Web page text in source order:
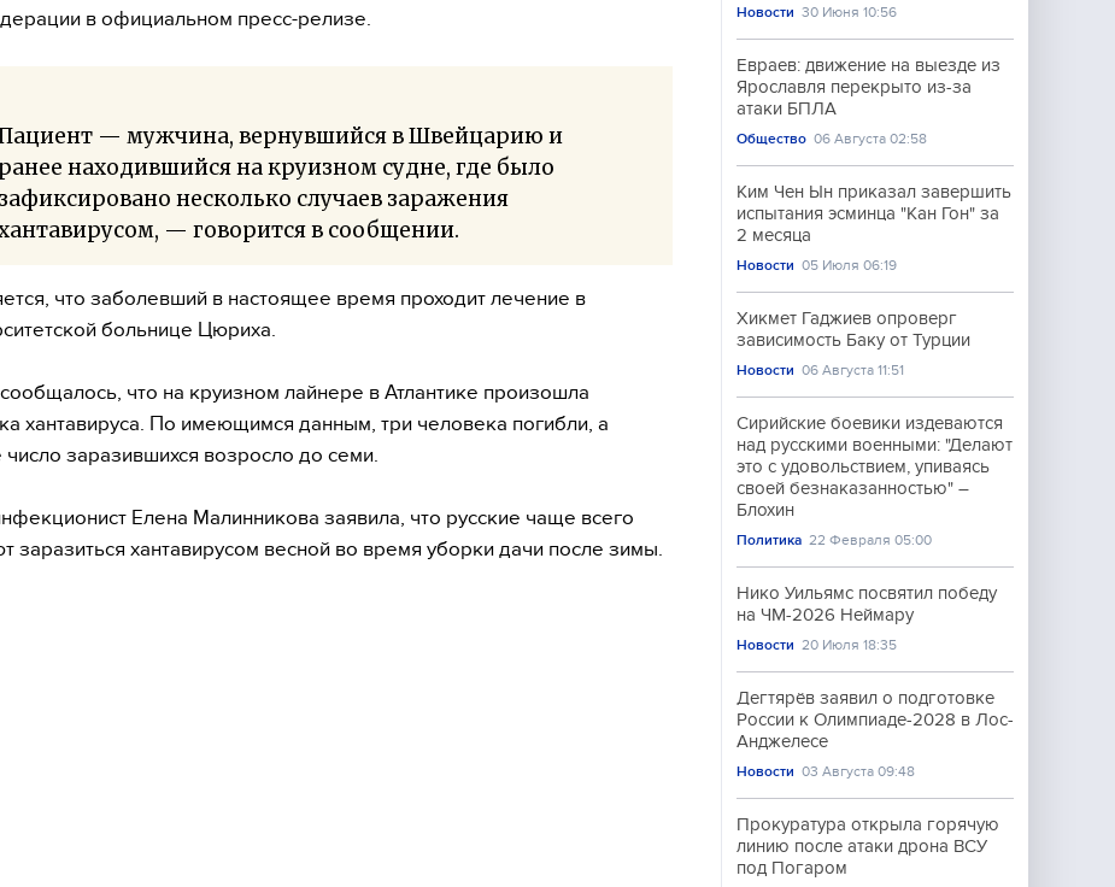
в официальном пресс-релизе.
— мужчина, вернувшийся в Швейцарию и
ранее находившийся на круизном судне, где было
зафиксировано несколько случаев заражения
— говорится в сообщении.
что заболевший в настоящее время проходит лечение в
больнице Цюриха.
что на круизном лайнере в Атлантике произошла
хантавируса. По имеющимся данным, три человека погибли, а
заразившихся возросло до семи.
Елена Малинникова заявила, что русские чаще всего
заразиться хантавирусом весной во время уборки дачи после зимы.
Новости 30 Июня 10:56
Евраев: движение на выезде из
Ярославля перекрыто из-за
атаки БПЛА
Общество 06 Августа 02:58
Ким Чен Ын приказал завершить
испытания эсминца "Кан Гон" за
2 месяца
Новости 05 Июля 06:19
Хикмет Гаджиев опроверг
зависимость Баку от Турции
Новости 06 Августа 11:51
Сирийские боевики издеваются
над русскими военными: "Делают
это с удовольствием, упиваясь
своей безнаказанностью" –
Блохин
Политика 22 Февраля 05:00
Нико Уильямс посвятил победу
на ЧМ-2026 Неймару
Новости 20 Июля 18:35
Дегтярёв заявил о подготовке
России к Олимпиаде-2028 в Лос-
Анджелесе
Новости 03 Августа 09:48
Прокуратура открыла горячую
линию после атаки дрона ВСУ
под Погаром